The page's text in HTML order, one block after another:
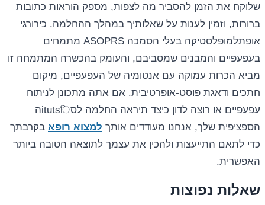
שלוקח את הזמן להסביר מה לצפות, מספק הוראות כתובות
ברורות, וזמין לענות על שאלותיך במהלך ההחלמה. כירורגי
אופתלמופלסטיקה בעלי הסמכה ASOPRS מתמחים
בעפעפיים והמבנים שמסביבם, והעומק בהכשרה המתמחה זו
מביא הכרות עמוקה עם אנטומיה של העפעפיים, מיקום
חתכים ודאגת פוסט-אופרטיבית. אם אתה מתכונן לניתוח
עפעפיים או רוצה לדון כיצד תיראה החלמה לסitutsিה
הספציפית שלך, אנחנו מעודדים אותך למצוא רופא בקרבתך
כדי לתאם התייעצות ולהכין את עצמך לתוצאה הטובה ביותר
האפשרית.
שאלות נפוצות